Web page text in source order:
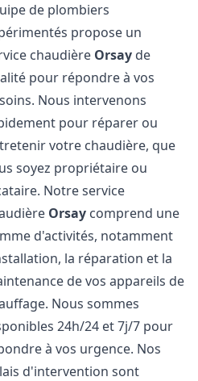
de plombiers
propose un
chaudière Orsay de
pour répondre à vos
Nous intervenons
pour réparer ou
votre chaudière, que
soyez propriétaire ou
Notre service
Orsay comprend une
d'activités, notamment
la réparation et la
de vos appareils de
Nous sommes
24h/24 et 7j/7 pour
à vos urgence. Nos
d'intervention sont